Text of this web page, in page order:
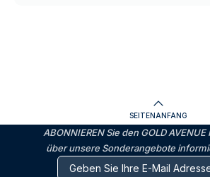
SEITENANFANG
ABONNIEREN Sie den GOLD
über unsere Sonderangebote